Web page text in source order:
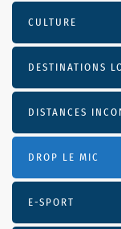
CULTURE
DESTINATIONS
DISTANCES
DROP LE MIC
E-SPORT